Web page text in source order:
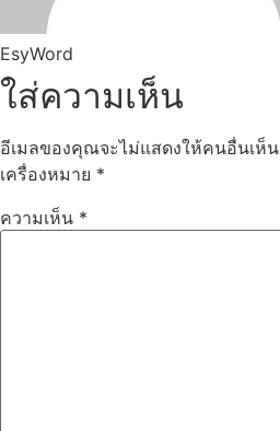
EsyWord
ใส่ความเห็น
อีเมลของคุณจะไม่แสดงให้คนอื่นเห็น
เครื่องหมาย *
ความเห็น *